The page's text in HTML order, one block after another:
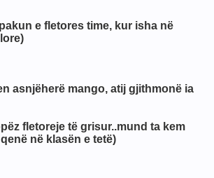
e fletores time, kur isha në
asnjëherë mango, atij gjithmonë ia
fletoreje të grisur..mund ta kem
në klasën e tetë)